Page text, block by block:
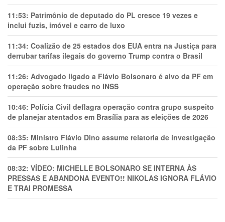
11:53: Patrimônio de deputado do PL cresce 19 vezes e
inclui fuzis, imóvel e carro de luxo
11:34: Coalizão de 25 estados dos EUA entra na Justiça para
derrubar tarifas ilegais do governo Trump contra o Brasil
11:26: Advogado ligado a Flávio Bolsonaro é alvo da PF em
operação sobre fraudes no INSS
10:46: Polícia Civil deflagra operação contra grupo suspeito
de planejar atentados em Brasília para as eleições de 2026
08:35: Ministro Flávio Dino assume relatoria de investigação
da PF sobre Lulinha
08:32: VÍDEO: MICHELLE BOLSONARO SE INTERNA ÀS
PRESSAS E ABANDONA EVENTO!! NIKOLAS IGNORA FLÁVIO
E TRAl PROMESSA